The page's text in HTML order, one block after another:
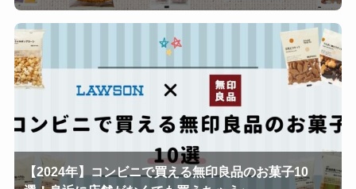
【2024年】コンビニで買える無印良品のお菓子10